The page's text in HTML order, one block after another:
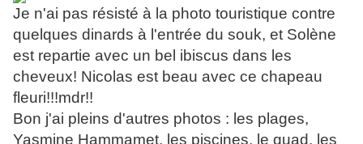
Je n'ai pas résisté à la photo touristique contre
quelques dinards à l'entrée du souk, et Solène
est repartie avec un bel ibiscus dans les
cheveux! Nicolas est beau avec ce chapeau
fleuri!!!mdr!!
Bon j'ai pleins d'autres photos : les plages,
Yasmine Hammamet, les piscines, le quad, les